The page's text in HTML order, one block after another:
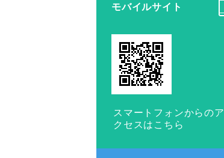
モバイルサイト
スマートフォンからのア
クセスはこちら